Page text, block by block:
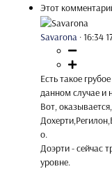
Этот
Savarona ·16:34
Есть такое
данном случае и
Вот,
о.
Доэрти - сейчас
уровне.